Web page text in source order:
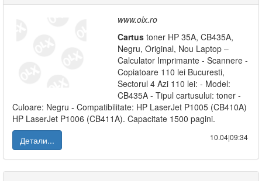
www.olx.ro
Cartus toner HP 35A, CB435A,
Negru, Original, Nou Laptop –
Calculator Imprimante - Scannere -
Copiatoare 110 lei Bucuresti,
Sectorul 4 Azi 110 lei: - Model:
CB435A - Tipul cartusului: toner -
Culoare: Negru - Compatibilitate: HP LaserJet P1005 (CB410A)
HP LaserJet P1006 (CB411A). Capacitate 1500 pagini.
Детали...
10.04|09:34